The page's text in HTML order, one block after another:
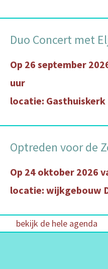
Duo Concert met
Op 26 september
uur
locatie:
Optreden voor de
Op 24 oktober 2026
locatie: wijkgebouw
bekijk de hele agenda